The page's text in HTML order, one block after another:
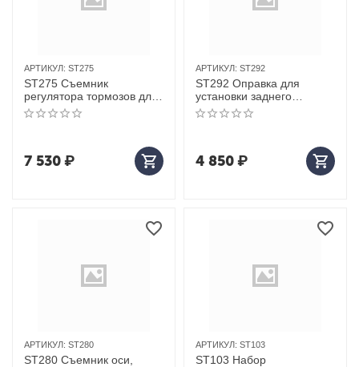
АРТИКУЛ: ST275
ST275 Съемник
регулятора тормозов для
BPW
7 530₽
АРТИКУЛ: ST292
ST292 Оправка для
установки заднего
сальника трансмиссии
для SCANIA
4 850₽
АРТИКУЛ: ST280
ST280 Съемник оси,
АРТИКУЛ: ST103
ST103 Набор